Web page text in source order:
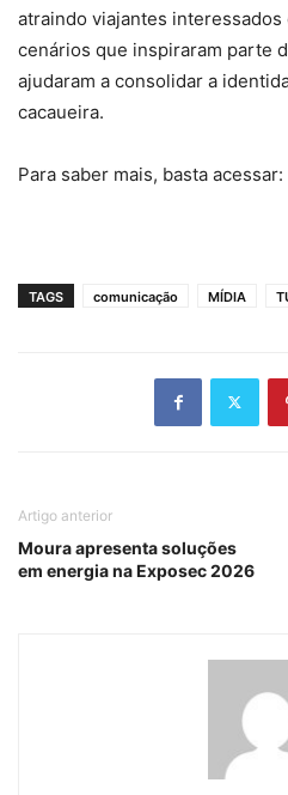
atraindo viajantes
cenários que inspiraram parte
ajudaram a consolidar a
cacaueira.
Para saber mais, basta acessar:
TAGS comunicação MÍDIA
Artigo anterior
Moura apresenta soluções
em energia na Exposec 2026